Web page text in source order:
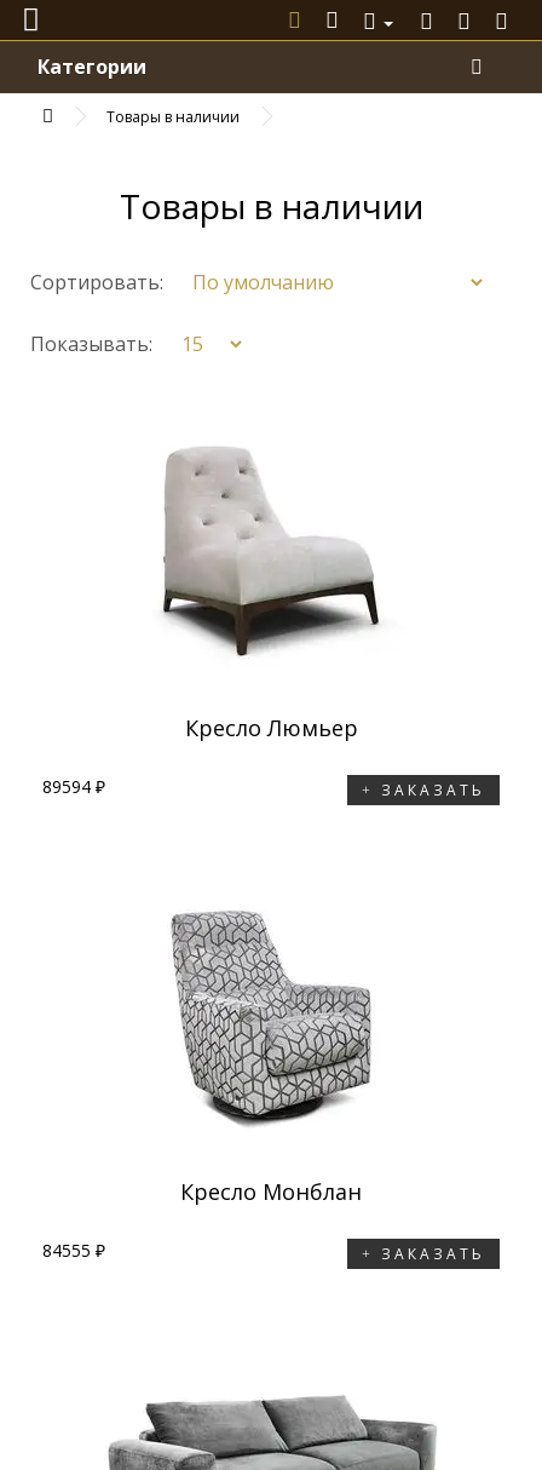
Категории
Товары в наличии
Товары в наличии
Сортировать:
Показывать:
Кресло Люмьер
89594 ₽ ЗАКАЗАТЬ
Кресло Монблан
84555 ₽ ЗАКАЗАТЬ